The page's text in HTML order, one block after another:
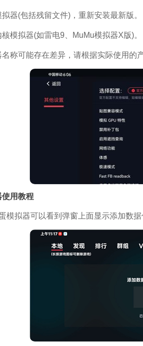
器(包括残留文件)，重新安装最新版。
模拟器(如雷电9、MuMu模拟器X版)。
称可能存在差异，请根据实际使用的
使用教程
模拟器可以看到弹窗上面显示添加数据